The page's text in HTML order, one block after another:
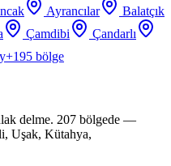
Ayrancılar
Balatçık
Çamdibi
Çandarlı
+195 bölge
delme. 207 bölgede —
Uşak, Kütahya,